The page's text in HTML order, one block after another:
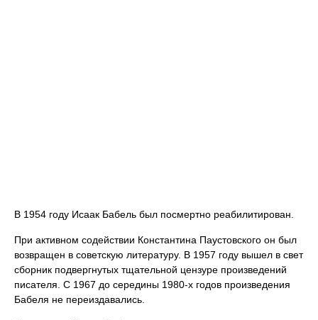
В 1954 году Исаак Бабель был посмертно реабилитирован.
При активном содействии Константина Паустовского он был
возвращен в советскую литературу. В 1957 году вышел в свет
сборник подвергнутых тщательной цензуре произведений
писателя. С 1967 до середины 1980-х годов произведения
Бабеля не переиздавались.